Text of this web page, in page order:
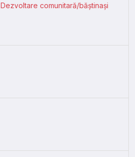
Dezvoltare comunitară/băștinași